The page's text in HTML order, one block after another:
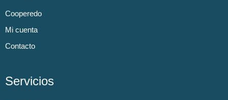
Cooperedo
Mi cuenta
Contacto
Servicios